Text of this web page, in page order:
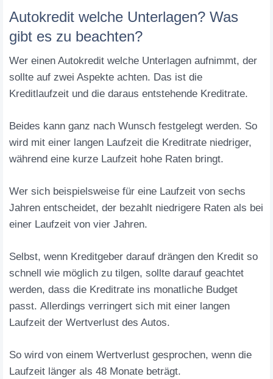
Autokredit welche Unterlagen? Was
gibt es zu beachten?
Wer einen Autokredit welche Unterlagen aufnimmt, der
sollte auf zwei Aspekte achten. Das ist die
Kreditlaufzeit und die daraus entstehende Kreditrate.
Beides kann ganz nach Wunsch festgelegt werden. So
wird mit einer langen Laufzeit die Kreditrate niedriger,
während eine kurze Laufzeit hohe Raten bringt.
Wer sich beispielsweise für eine Laufzeit von sechs
Jahren entscheidet, der bezahlt niedrigere Raten als bei
einer Laufzeit von vier Jahren.
Selbst, wenn Kreditgeber darauf drängen den Kredit so
schnell wie möglich zu tilgen, sollte darauf geachtet
werden, dass die Kreditrate ins monatliche Budget
passt. Allerdings verringert sich mit einer langen
Laufzeit der Wertverlust des Autos.
So wird von einem Wertverlust gesprochen, wenn die
Laufzeit länger als 48 Monate beträgt.